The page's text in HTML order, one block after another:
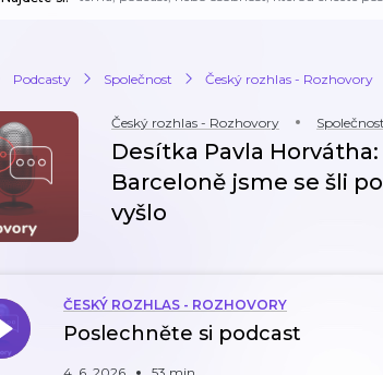
Podcasty Společnost Český rozhlas - Rozhovory
Český rozhlas - Rozhovory Společnost
Desítka Pavla
Barceloně jsme se šli
vyšlo
ČESKÝ ROZHLAS - ROZHOVORY
Poslechněte si podcast